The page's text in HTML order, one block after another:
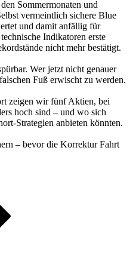
Sommermonaten und
vermeintlich sichere Blue
und damit anfällig für
Indikatoren erste
nicht mehr bestätigt.
Wer jetzt nicht genauer
Fuß erwischt zu werden.
zeigen wir fünf Aktien, bei
hoch sind – und wo sich
Strategien anbieten könnten.
– bevor die Korrektur Fahrt